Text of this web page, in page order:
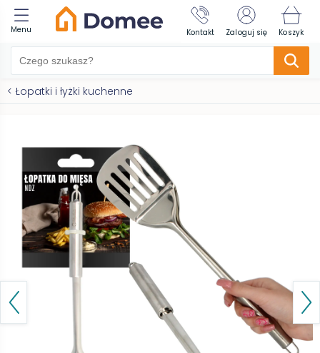
Menu Kontakt Zaloguj się Koszyk
< Łopatki i łyżki kuchenne